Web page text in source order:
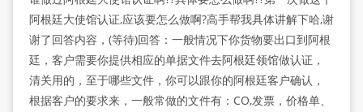
阿根廷大使馆认证,应该要怎么做啊?高手帮我具体讲解下哈,谢
谢了回答内容，(等待)回答：一般情况下你货物要出口到阿根
廷，客户需要你提供相应的单据文件去阿根廷领馆做认证，
清关用的，至于哪些文件，你可以跟你的阿根廷客户确认，
根据客户的要求来，一般常做的文件有：CO,发票，价格单、